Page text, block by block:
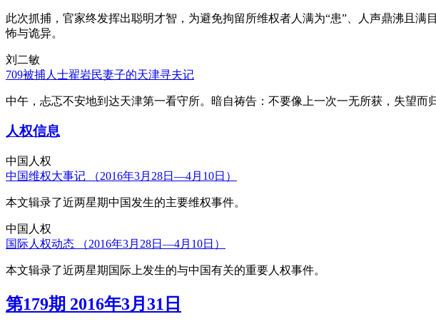
此次抓捕，官家终发挥出聪明才智，为避免拘留所维权者人满为“患”、人声鼎沸且
怖与诡异。
刘二敏
709被捕人士翟岩民妻子的天津寻夫记
中午，忐忑不安地到达天津第一看守所。暗自祷告：不要像上一次一无所获，失望而归
人权信息
中国人权
中国维权大事记 （2016年3月28日—4月10日）
本文辑录了近两星期中国发生的主要维权事件。
中国人权
国际人权动态 （2016年3月28日—4月10日）
本文辑录了近两星期国际上发生的与中国有关的重要人权事件。
第179期 2016年3月31日